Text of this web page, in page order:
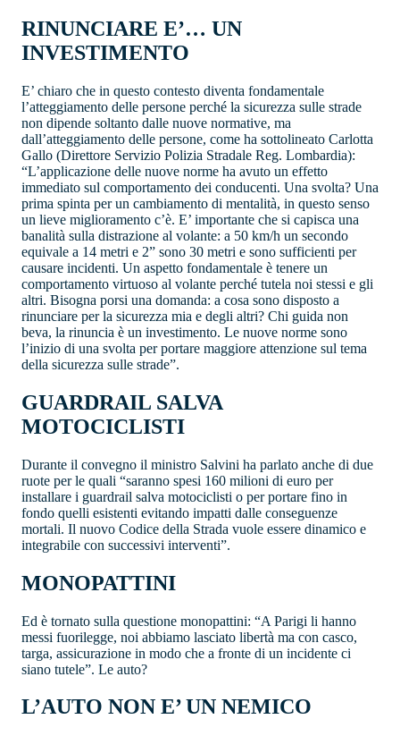
RINUNCIARE E’… UN
INVESTIMENTO
E’ chiaro che in questo contesto diventa fondamentale
l’atteggiamento delle persone perché la sicurezza sulle strade
non dipende soltanto dalle nuove normative, ma
dall’atteggiamento delle persone, come ha sottolineato Carlotta
Gallo (Direttore Servizio Polizia Stradale Reg. Lombardia):
“L’applicazione delle nuove norme ha avuto un effetto
immediato sul comportamento dei conducenti. Una svolta? Una
prima spinta per un cambiamento di mentalità, in questo senso
un lieve miglioramento c’è. E’ importante che si capisca una
banalità sulla distrazione al volante: a 50 km/h un secondo
equivale a 14 metri e 2” sono 30 metri e sono sufficienti per
causare incidenti. Un aspetto fondamentale è tenere un
comportamento virtuoso al volante perché tutela noi stessi e gli
altri. Bisogna porsi una domanda: a cosa sono disposto a
rinunciare per la sicurezza mia e degli altri? Chi guida non
beva, la rinuncia è un investimento. Le nuove norme sono
l’inizio di una svolta per portare maggiore attenzione sul tema
della sicurezza sulle strade”.
GUARDRAIL SALVA
MOTOCICLISTI
Durante il convegno il ministro Salvini ha parlato anche di due
ruote per le quali “saranno spesi 160 milioni di euro per
installare i guardrail salva motociclisti o per portare fino in
fondo quelli esistenti evitando impatti dalle conseguenze
mortali. Il nuovo Codice della Strada vuole essere dinamico e
integrabile con successivi interventi”.
MONOPATTINI
Ed è tornato sulla questione monopattini: “A Parigi li hanno
messi fuorilegge, noi abbiamo lasciato libertà ma con casco,
targa, assicurazione in modo che a fronte di un incidente ci
siano tutele”. Le auto?
L’AUTO NON E’ UN NEMICO